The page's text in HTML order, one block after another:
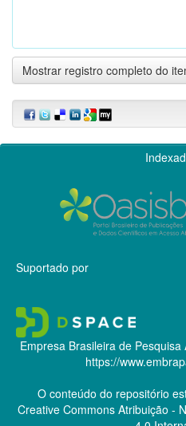
Mostrar registro completo do
Suportado por
Empresa Brasileira de
https://
O conteúdo do repositório
Creative CommonsAtribuição -